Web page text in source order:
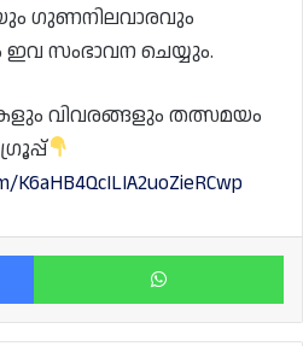
ഗുണനിലവാരവും
ഇവ സംഭാവന ചെയ്യും.
വിവരങ്ങളും തത്സമയം
Facebook